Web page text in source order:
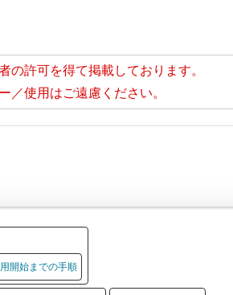
許可を得て掲載しております。
／使用はご遠慮ください。
開始までの手順